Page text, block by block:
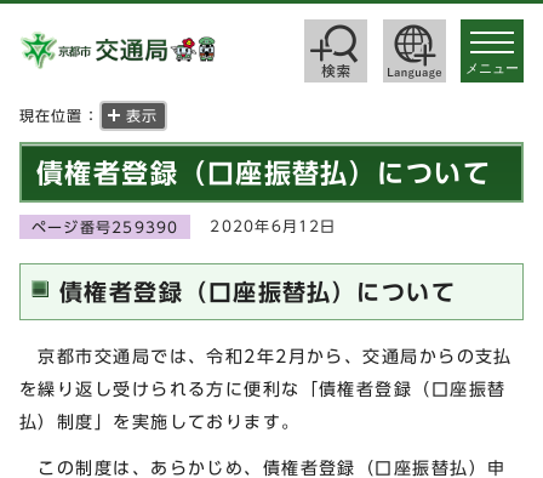
toggle
メニュー
現在位置： 表示
債権者登録（口座振替払）について
ページ番号259390 2020年6月12日
債権者登録（口座振替払）について
京都市交通局では、令和2年2月から、交通局からの支払
を繰り返し受けられる方に便利な「債権者登録（口座振替
払）制度」を実施しております。
この制度は、あらかじめ、債権者登録（口座振替払）申